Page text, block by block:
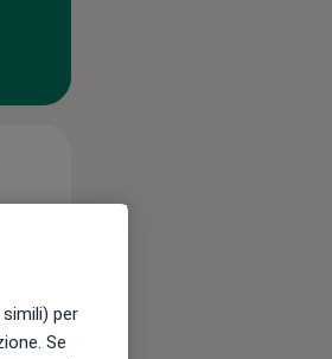
per
Se